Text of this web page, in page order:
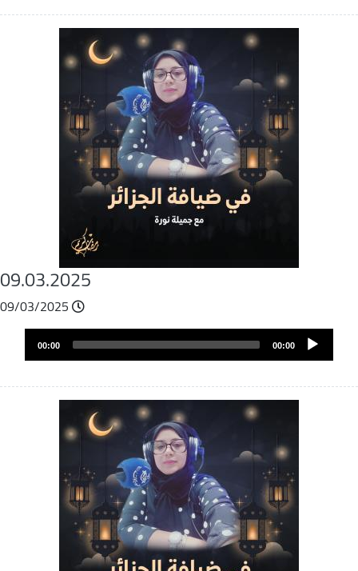
09.03.2025
Archivo
audio
00:00
00:00